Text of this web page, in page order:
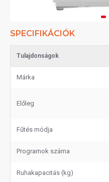
SPECIFIKÁCIÓK
Tulajdonságok
Márka
Előleg
Fűtés módja
Programok száma
Ruhakapacitás (kg)